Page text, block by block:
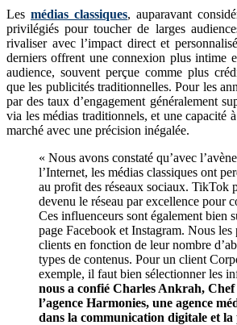
Les médias classiques, auparavant
privilégiés pour toucher de larges
rivaliser avec l’impact direct et
derniers offrent une connexion plus intime
audience, souvent perçue comme plus
que les publicités traditionnelles. Pour les
par des taux d’engagement généralement
via les médias traditionnels, et une capacité
marché avec une précision inégalée.
« Nous avons constaté qu’avec
l’Internet, les médias classiques ont
au profit des réseaux sociaux. TikTok
devenu le réseau par excellence pour
Ces influenceurs sont également bien
page Facebook et Instagram. Nous les
clients en fonction de leur nombre
types de contenus. Pour un client
exemple, il faut bien sélectionner les
nous a confié Charles Ankrah,
l’agence Harmonies, une agence
dans la communication digitale et